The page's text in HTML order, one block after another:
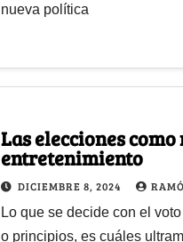
nueva política
Las elecciones
entretenimiento
DICIEMBRE 8, 2024
Lo que se decide con el
o principios, es cuáles